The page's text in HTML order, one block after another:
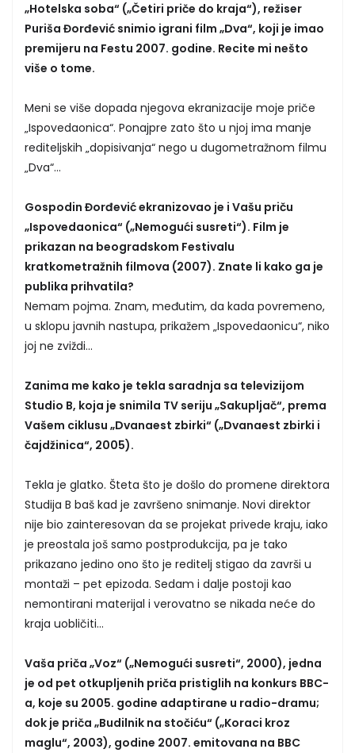
„Hotelska soba“ („Četiri priče do kraja“), režiser
Puriša Đorđević snimio igrani film „Dva“, koji je imao
premijeru na Festu 2007. godine. Recite mi nešto
više o tome.
Meni se više dopada njegova ekranizacije moje priče
„Ispovedaonica“. Ponajpre zato što u njoj ima manje
rediteljskih „dopisivanja“ nego u dugometražnom filmu
„Dva“...
Gospodin Đorđević ekranizovao je i Vašu priču
„Ispovedaonica“ („Nemogući susreti“). Film je
prikazan na beogradskom Festivalu
kratkometražnih filmova (2007). Znate li kako ga je
publika prihvatila?
Nemam pojma. Znam, međutim, da kada povremeno,
u sklopu javnih nastupa, prikažem „Ispovedaonicu“, niko
joj ne zviždi...
Zanima me kako je tekla saradnja sa televizijom
Studio B, koja je snimila TV seriju „Sakupljač“, prema
Vašem ciklusu „Dvanaest zbirki“ („Dvanaest zbirki i
čajdžinica“, 2005).
Tekla je glatko. Šteta što je došlo do promene direktora
Studija B baš kad je završeno snimanje. Novi direktor
nije bio zainteresovan da se projekat privede kraju, iako
je preostala još samo postprodukcija, pa je tako
prikazano jedino ono što je reditelj stigao da završi u
montaži – pet epizoda. Sedam i dalje postoji kao
nemontirani materijal i verovatno se nikada neće do
kraja uobličiti...
Vaša priča „Voz“ („Nemogući susreti“, 2000), jedna
je od pet otkupljenih priča pristiglih na konkurs BBC-
a, koje su 2005. godine adaptirane u radio-dramu;
dok je priča „Budilnik na stočiću“ („Koraci kroz
maglu“, 2003), godine 2007. emitovana na BBC